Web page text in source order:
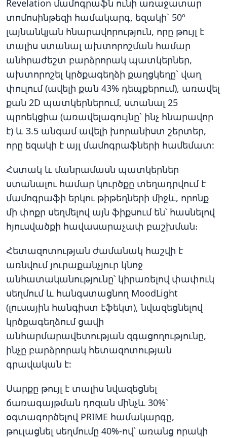
Revelation մամոգրաֆն ունի առաջատար
տոմոսինթեզի համակարգ, եզակի` 50º
լայնանկյան հնարավորություն, որը թույլ է
տալիս ստանալ ախտորոշման համար
անհրաժեշտ բարձրորակ պատկերներ,
ախտորոշել կրծքագեղձի քաղցկեղը` վաղ
փուլում (ավելի քան 43% դեպքերում), առավել
քան 2D պատկերներում, ստանալ 25
պրոեկցիա (առավելագույնը` ինչ հնարավոր
է) և 3.5 անգամ ավելի խորանիստ շերտեր,
որը եզակի է այլ մամոգրաֆների համեմատ:
Հստակ և մանրամասն պատկերներ
ստանալու համար կուրծքը տեղադրվում է
մամոգրաֆի երկու թիթեղների միջև, որոնք
մի փոքր սեղմելով այն ֆիքսում են՝ հասնելով
հյուսվածքի հավասարաչափ բաշխման։
Հետազոտության ժամանակ հաշվի է
առնվում յուրաքանչյուր կնոջ
անհատականությունը՝ կիրառելով փափուկ
սեղմում և հանգստացնող MoodLight
(լուսային հանգիստ էֆեկտ), նվազեցնելով
կրծքագեղձում ցավի
անհարմարավետության զգացողությունը,
ինչը բարձրորակ հետազոտության
գրավական է:
Սարքը թույլ է տալիս նվազեցնել
ճառագայթման դոզան մինչև 30%`
օգտագործելով PRIME համակարգը,
թուլացնել սեղմումը 40%-ով` առանց որակի